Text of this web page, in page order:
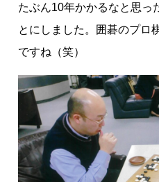
たぶん10年かかるなと思っ
とにしました。囲碁のプロ
ですね（笑）